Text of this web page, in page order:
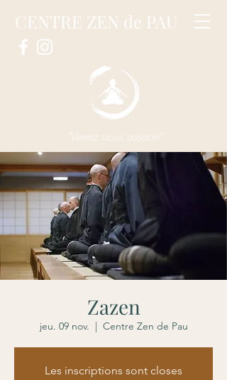
CENTRE ZEN de PAU
"Venez vous asseoir"
Zazen
jeu. 09 nov.
  |
Centre Zen de Pau
Les inscriptions sont closes